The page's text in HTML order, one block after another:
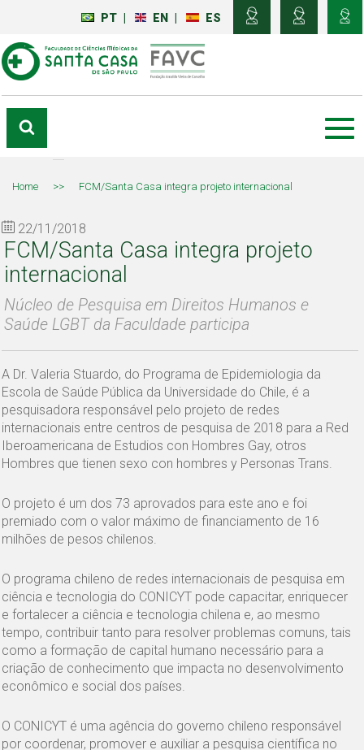
PT EN ES
Home >> FCM/Santa Casa integra projeto internacional
22/11/2018
FCM/Santa Casa integra projeto
internacional
Núcleo de Pesquisa em Direitos Humanos e
Saúde LGBT da Faculdade participa
A Dr. Valeria Stuardo, do Programa de Epidemiologia da
Escola de Saúde Pública da Universidade do Chile, é a
pesquisadora responsável pelo projeto de redes
internacionais entre centros de pesquisa de 2018 para a Red
Iberoamericana de Estudios con Hombres Gay, otros
Hombres que tienen sexo con hombres y Personas Trans.
O projeto é um dos 73 aprovados para este ano e foi
premiado com o valor máximo de financiamento de 16
milhões de pesos chilenos.
O programa chileno de redes internacionais de pesquisa em
ciência e tecnologia do CONICYT pode capacitar, enriquecer
e fortalecer a ciência e tecnologia chilena e, ao mesmo
tempo, contribuir tanto para resolver problemas comuns, tais
como a formação de capital humano necessário para a
criação de conhecimento que impacta no desenvolvimento
econômico e social dos países.
O CONICYT é uma agência do governo chileno responsável
por coordenar, promover e auxiliar a pesquisa científica no